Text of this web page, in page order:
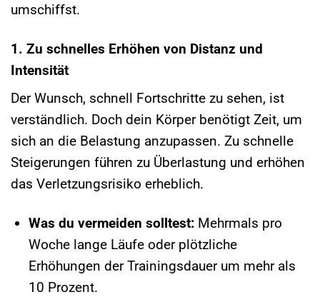
umschiffst.
1. Zu schnelles Erhöhen von Distanz und
Intensität
Der Wunsch, schnell Fortschritte zu sehen, ist
verständlich. Doch dein Körper benötigt Zeit, um
sich an die Belastung anzupassen. Zu schnelle
Steigerungen führen zu Überlastung und erhöhen
das Verletzungsrisiko erheblich.
Was du vermeiden solltest:Mehrmals pro
Woche lange Läufe oder plötzliche
Erhöhungen der Trainingsdauer um mehr als
10 Prozent.